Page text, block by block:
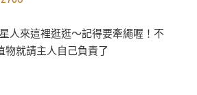
人來這裡逛逛～記得要牽繩喔！不
物就請主人自己負責了